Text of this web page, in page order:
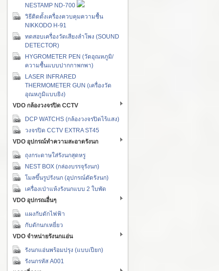
NESTAMP ND-700
วิธีติดตั้งเครื่องควบคุมความชื้น
NIKKODO H-91
ทดสอบเครื่องวัดเสียงลำโพง (SOUND
DETECTOR)
HYGROMETER PEN (วัดอุณหภูมิ/
ความชื้นแบบปากกาพกพา)
LASER INFRARED
THERMOMETER GUN (เครื่องวัด
อุณหภูมิแบบยิง)
VDO กล้องวงจรปิด CCTV
DCP WATCHS (กล้องวงจรปิดไร้แสง)
วงจรปิด CCTV EXTRA ST45
VDO อุปกรณ์ทำความสะอาดรังนก
ถุงกระดาษใส่รังนกสุดหรู
NEST BOX (กล่องบรรจุรังนก)
โมลขึ้นรูปรังนก (อุปกรณ์ดัดรังนก)
เครื่องเป่าแห้งรังนกแบบ 2 ใบพัด
VDO อุปกรณอื่นๆ
แผงกับดักไฟฟ้า
กับดักนกเหยี่ยว
VDO จำหน่ายรังนกแอ่น
รังนกแอ่นพร้อมปรุง (แบบเปียก)
รังนกรหัส A001